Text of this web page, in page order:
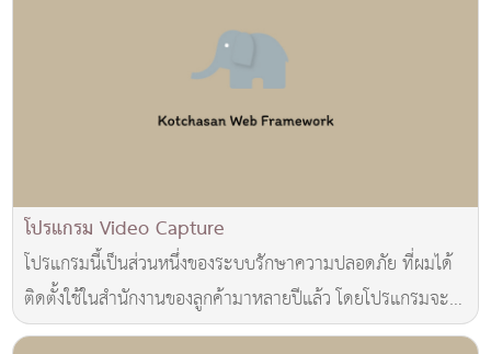
โปรแกรม Video Capture
โปรแกรมนี้เป็นส่วนหนึ่งของระบบรักษาความปลอดภัย ที่ผมได้
ติดตั้งใช้ในสำนักงานของลูกค้ามาหลายปีแล้ว โดยโปรแกรมจะ
เป็นการ Capture Video จากการ์ด Video C